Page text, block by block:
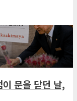
문을 닫던 날,